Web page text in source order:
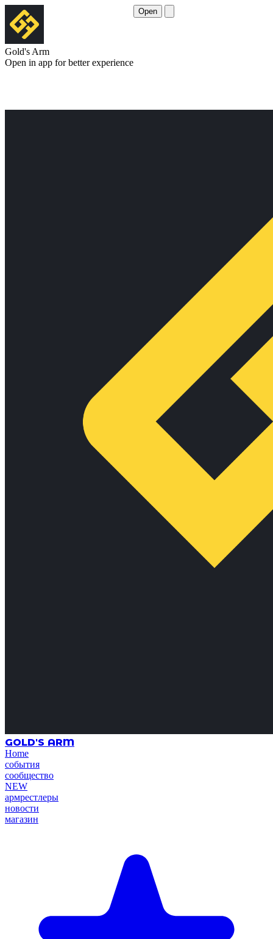
Gold's Arm
Open in app for better experience
Open
GOLD'S ARM
Home
события
сообщество
NEW
армрестлеры
новости
магазин